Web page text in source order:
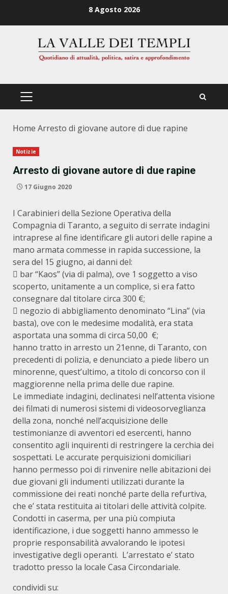
8 Agosto 2026
PRIMÄRES
Home Arresto di giovane autore di due rapine
Notizie
Arresto di giovane autore di due rapine
17 Giugno 2020
I Carabinieri della Sezione Operativa della
Compagnia di Taranto, a seguito di serrate indagini
intraprese al fine identificare gli autori delle rapine a
mano armata commesse in rapida successione, la
sera del 15 giugno, ai danni del:
 bar “Kaos” (via di palma), ove 1 soggetto a viso
scoperto, unitamente a un complice, si era fatto
consegnare dal titolare circa 300 €;
 negozio di abbigliamento denominato “Lina” (via
basta), ove con le medesime modalità, era stata
asportata una somma di circa 50,00 €;
hanno tratto in arresto un 21enne, di Taranto, con
precedenti di polizia, e denunciato a piede libero un
minorenne, quest’ultimo, a titolo di concorso con il
maggiorenne nella prima delle due rapine.
Le immediate indagini, declinatesi nell’attenta visione
dei filmati di numerosi sistemi di videosorveglianza
della zona, nonché nell’acquisizione delle
testimonianze di avventori ed esercenti, hanno
consentito agli inquirenti di restringere la cerchia dei
sospettati. Le accurate perquisizioni domiciliari
hanno permesso poi di rinvenire nelle abitazioni dei
due giovani gli indumenti utilizzati durante la
commissione dei reati nonché parte della refurtiva,
che e’ stata restituita ai titolari delle attività colpite.
Condotti in caserma, per una più compiuta
identificazione, i due soggetti hanno ammesso le
proprie responsabilità avvalorando le ipotesi
investigative degli operanti. L’arrestato e’ stato
tradotto presso la locale Casa Circondariale.
condividi su: